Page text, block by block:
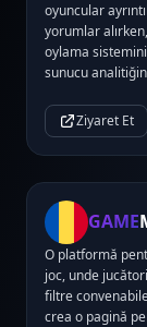
oyuncular
yorumlar
oylama
sunucu
Ziyaret Et
GAME
O platformă
joc, unde
filtre
crea o pagină